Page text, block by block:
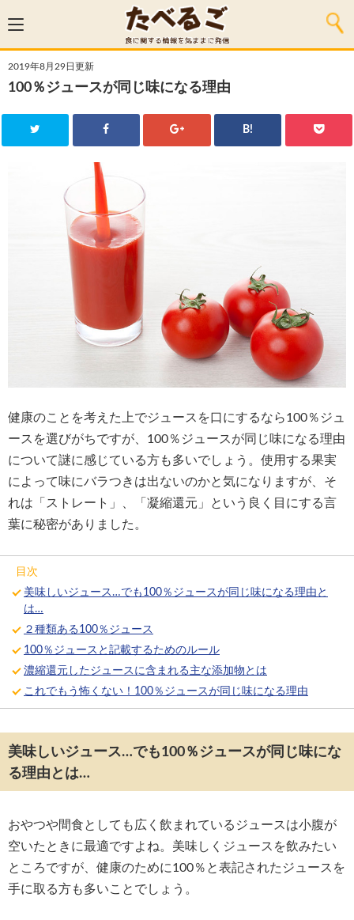
2019年8月29日更新
100％ジュースが同じ味になる理由
B!
健康のことを考えた上でジュースを口にするなら100％ジュ
ースを選びがちですが、100％ジュースが同じ味になる理由
について謎に感じている方も多いでしょう。使用する果実
によって味にバラつきは出ないのかと気になりますが、そ
れは「ストレート」、「凝縮還元」という良く目にする言
葉に秘密がありました。
目次
美味しいジュース…でも100％ジュースが同じ味になる理由と
は…
２種類ある100％ジュース
100％ジュースと記載するためのルール
濃縮還元したジュースに含まれる主な添加物とは
これでもう怖くない！100％ジュースが同じ味になる理由
美味しいジュース…でも100％ジュースが同じ味にな
る理由とは…
おやつや間食としても広く飲まれているジュースは小腹が
空いたときに最適ですよね。美味しくジュースを飲みたい
ところですが、健康のために100％と表記されたジュースを
手に取る方も多いことでしょう。